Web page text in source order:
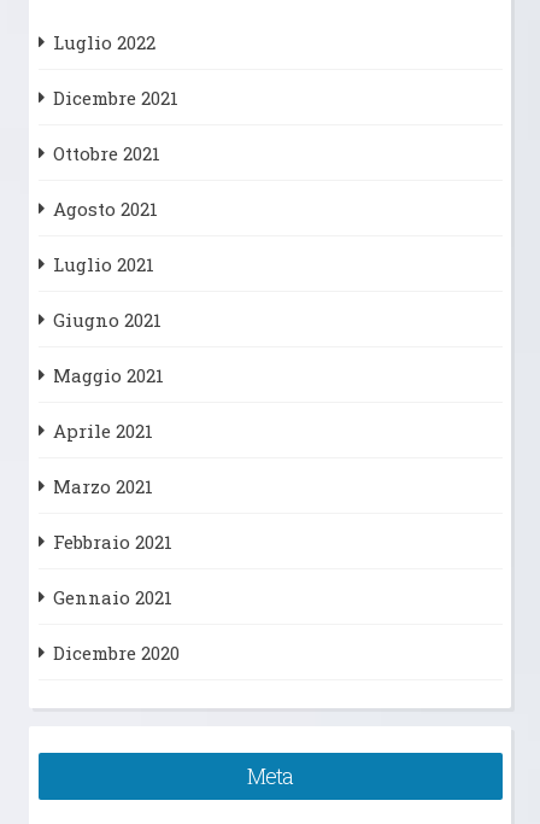
Luglio 2022
Dicembre 2021
Ottobre 2021
Agosto 2021
Luglio 2021
Giugno 2021
Maggio 2021
Aprile 2021
Marzo 2021
Febbraio 2021
Gennaio 2021
Dicembre 2020
Meta